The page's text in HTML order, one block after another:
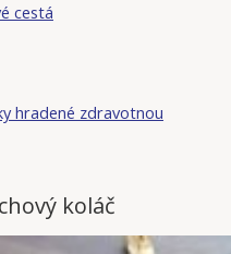
cestá
hradené zdravotnou
koláč